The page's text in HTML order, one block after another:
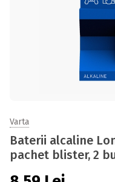
Varta
Baterii alcaline
pachet blister, 2